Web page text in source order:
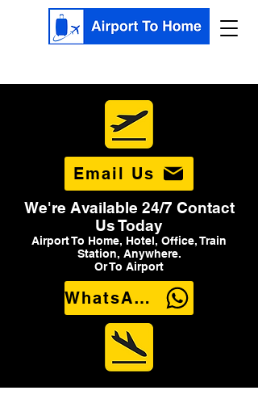
Email Us
We're Available 24/7 Contact
Us Today
Airport To Home, Hotel, Office, Train
Station, Anywhere.
Or To Airport
WhatsApp Us